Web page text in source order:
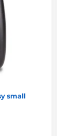
small